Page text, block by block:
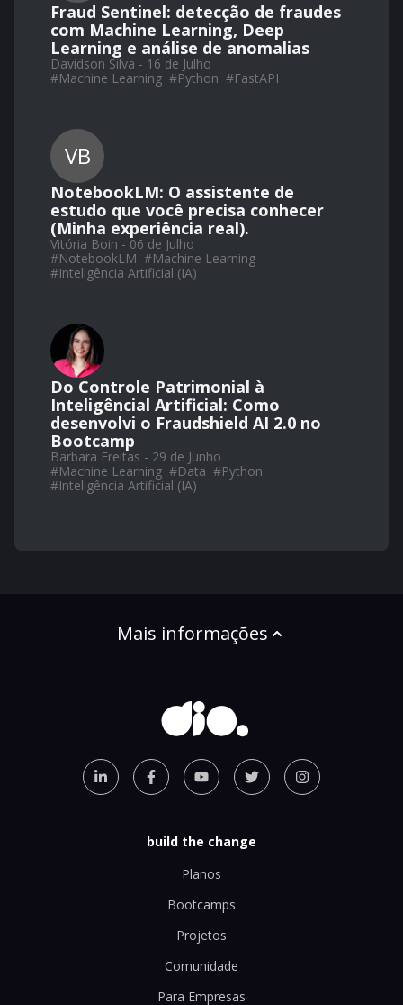
Fraud Sentinel: detecção de fraudes
com Machine Learning, Deep
Learning e análise de anomalias
Davidson Silva - 16 de Julho
#Machine Learning #Python #FastAPI
VB
NotebookLM: O assistente de
estudo que você precisa conhecer
(Minha experiência real).
Vitória Boin - 06 de Julho
#NotebookLM #Machine Learning
#Inteligência Artificial (IA)
Do Controle Patrimonial à
Inteligêncial Artificial: Como
desenvolvi o Fraudshield AI 2.0 no
Bootcamp
Barbara Freitas - 29 de Junho
#Machine Learning #Data #Python
#Inteligência Artificial (IA)
Mais informações
build the change
Planos
Bootcamps
Projetos
Comunidade
Para Empresas